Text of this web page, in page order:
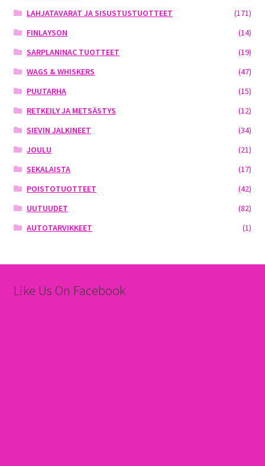
LAHJATAVARAT JA SISUSTUSTUOTTEET
(171)
FINLAYSON
(14)
SARPLANINAC TUOTTEET
(19)
WAGS & WHISKERS
(47)
PUUTARHA
(15)
RETKEILY JA METSÄSTYS
(12)
SIEVIN JALKINEET
(34)
JOULU
(21)
SEKALAISTA
(17)
POISTOTUOTTEET
(42)
UUTUUDET
(82)
AUTOTARVIKKEET
(1)
Like Us On Facebook